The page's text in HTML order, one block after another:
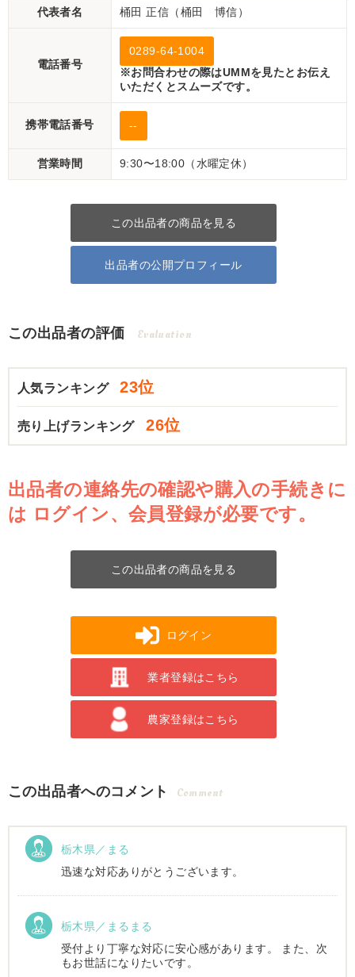
代表者名 桶田 正信（桶田 博信）
電話番号
0289-64-1004
※お問合わせの際はUMMを見たとお伝え
いただくとスムーズです。
携帯電話番号 --
営業時間 9:30〜18:00（水曜定休）
この出品者の商品を見る
出品者の公開プロフィール
この出品者の評価 Evaluation
人気ランキング 23位
売り上げランキング 26位
出品者の連絡先の確認や購入の手続きに
は ログイン、会員登録が必要です。
この出品者の商品を見る
ログイン
業者登録はこちら
農家登録はこちら
この出品者へのコメント Comment
栃木県／まる
迅速な対応ありがとうございます。
栃木県／まるまる
受付より丁寧な対応に安心感があります。 また、次
もお世話になりたいです。